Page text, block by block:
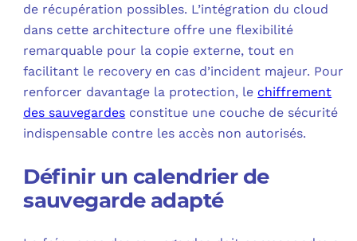
de récupération possibles. L’intégration du cloud
dans cette architecture offre une flexibilité
remarquable pour la copie externe, tout en
facilitant le recovery en cas d’incident majeur. Pour
renforcer davantage la protection, le chiffrement
des sauvegardes constitue une couche de sécurité
indispensable contre les accès non autorisés.
Définir un calendrier de
sauvegarde adapté